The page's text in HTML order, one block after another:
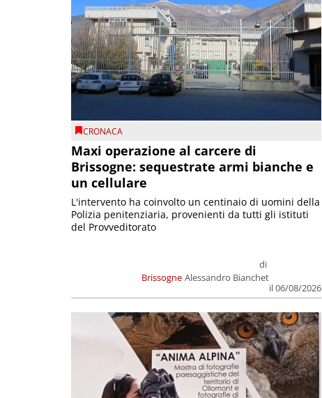
CRONACA
Maxi operazione al carcere di
Brissogne: sequestrate armi bianche e
un cellulare
Brissogne
di
Alessandro Bianchet
il 06/08/2026
L'intervento ha coinvolto un centinaio di uomini della
Polizia penitenziaria, provenienti da tutti gli istituti
del Provveditorato